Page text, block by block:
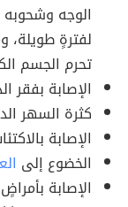
الوجه وشحوبه
لفترةٍ طويلة،
تحرم الجسم
الإصابة بفقر
كثرة السهر
الإصابة
الخضوع إلى
الإصابة